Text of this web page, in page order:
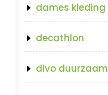
dames kleding
decathlon
divo duurzaam